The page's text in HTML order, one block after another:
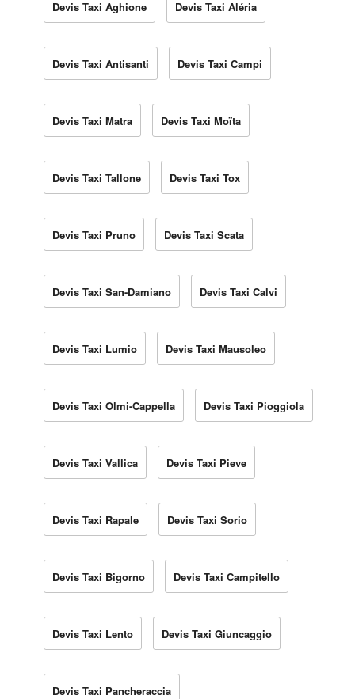
Devis Taxi Aghione Devis Taxi Aléria
Devis Taxi Antisanti Devis Taxi Campi
Devis Taxi Matra Devis Taxi Moïta
Devis Taxi Tallone Devis Taxi Tox
Devis Taxi Pruno Devis Taxi Scata
Devis Taxi San-Damiano Devis Taxi Calvi
Devis Taxi Lumio Devis Taxi Mausoleo
Devis Taxi Olmi-Cappella Devis Taxi Pioggiola
Devis Taxi Vallica Devis Taxi Pieve
Devis Taxi Rapale Devis Taxi Sorio
Devis Taxi Bigorno Devis Taxi Campitello
Devis Taxi Lento Devis Taxi Giuncaggio
Devis Taxi Pancheraccia